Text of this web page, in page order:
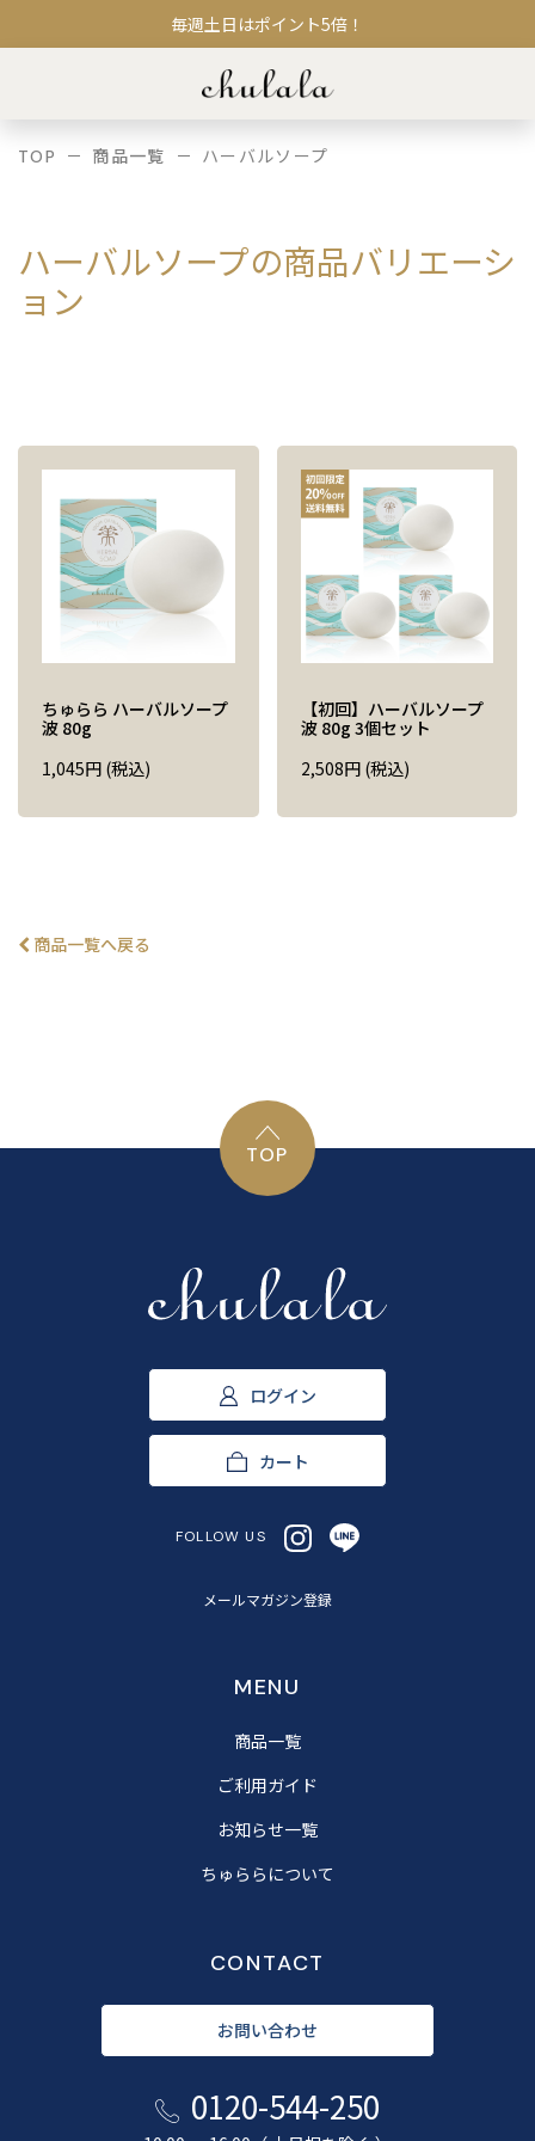
毎週土日はポイント5倍！
TOP 商品一覧 ハーバルソープ
ハーバルソープの商品バリエーシ
ョン
ちゅらら ハーバルソープ
波 80g
1,045円 (税込)
【初回】ハーバルソープ
波 80g 3個セット
2,508円 (税込)
商品一覧へ戻る
TOP
ログイン
カート
FOLLOW US
メールマガジン登録
MENU
商品一覧
ご利用ガイド
お知らせ一覧
ちゅららについて
CONTACT
お問い合わせ
0120-544-250